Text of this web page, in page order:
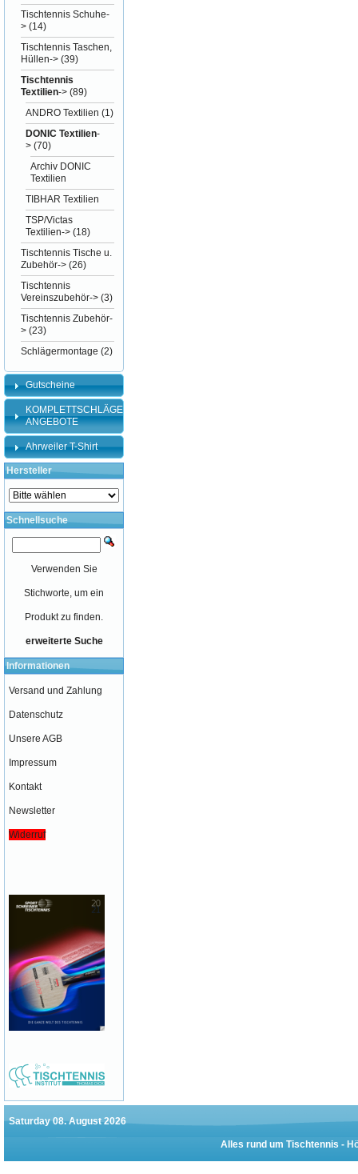
Tischtennis Schuhe-
> (14)
Tischtennis Taschen,
Hüllen-> (39)
Tischtennis
Textilien-> (89)
ANDRO Textilien (1)
DONIC Textilien-
> (70)
Archiv DONIC
Textilien
TIBHAR Textilien
TSP/Victas
Textilien-> (18)
Tischtennis Tische u.
Zubehör-> (26)
Tischtennis
Vereinszubehör-> (3)
Tischtennis Zubehör-
> (23)
Schlägermontage (2)
Gutscheine
KOMPLETTSCHLÄGER-
ANGEBOTE
Ahrweiler T-Shirt
Hersteller
Schnellsuche
Verwenden Sie
Stichworte, um ein
Produkt zu finden.
erweiterte Suche
Informationen
Versand und Zahlung
Datenschutz
Unsere AGB
Impressum
Kontakt
Newsletter
Widerruf
Saturday 08. August 2026
Alles rund um Tischtennis -